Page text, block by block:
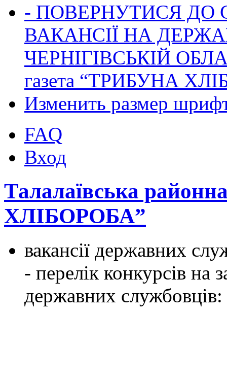
- ПОВЕРНУТИСЯ ДО
ВАКАНСІЇ НА
ЧЕРНІГІВСЬКІЙ
газета “ТРИБУНА
Изменить размер
FAQ
Вход
Талалаївська
ХЛІБОРОБА”
вакансії державних
- перелік конкурсів на
державних службовців: